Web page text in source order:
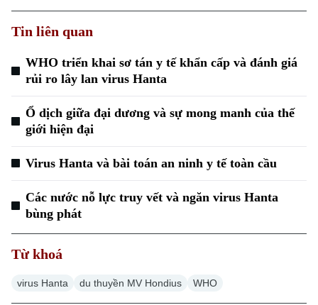
Xu hướng
Tin liên quan
WHO triển khai sơ tán y tế khẩn cấp và đánh giá
rủi ro lây lan virus Hanta
Ổ dịch giữa đại dương và sự mong manh của thế
giới hiện đại
Virus Hanta và bài toán an ninh y tế toàn cầu
Các nước nỗ lực truy vết và ngăn virus Hanta
bùng phát
Từ khoá
virus Hanta du thuyền MV Hondius WHO